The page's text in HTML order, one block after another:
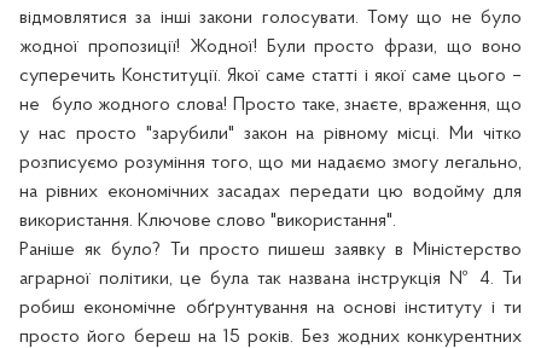
відмовлятися за інші закони голосувати. Тому що не було
жодної пропозиції! Жодної! Були просто фрази, що воно
суперечить Конституції. Якої саме статті і якої саме цього –
не
було жодного слова! Просто таке, знаєте, враження, що
у нас просто "зарубили" закон на рівному місці. Ми чітко
розписуємо розуміння того, що ми надаємо змогу легально,
на рівних економічних засадах передати цю водоймудля
використання. Ключове слово "використання".
Раніше як було? Ти просто пишеш заявку в Міністерство
аграрної політики, це була так названа інструкція № 4. Ти
робиш економічне обґрунтування на основі інституту і ти
просто його береш на 15 років. Без жодних конкурентних